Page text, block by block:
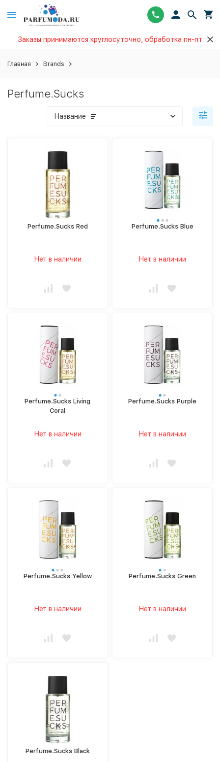
Заказы принимаются круглосуточно, обработка пн-пт
Главная Brands
Perfume.Sucks
Название
Perfume.Sucks Red
Нет в наличии
Perfume.Sucks Blue
Нет в наличии
Perfume.Sucks Living
Coral
Нет в наличии
Perfume.Sucks Purple
Нет в наличии
Perfume.Sucks Yellow
Нет в наличии
Perfume.Sucks Green
Нет в наличии
Perfume.Sucks Black